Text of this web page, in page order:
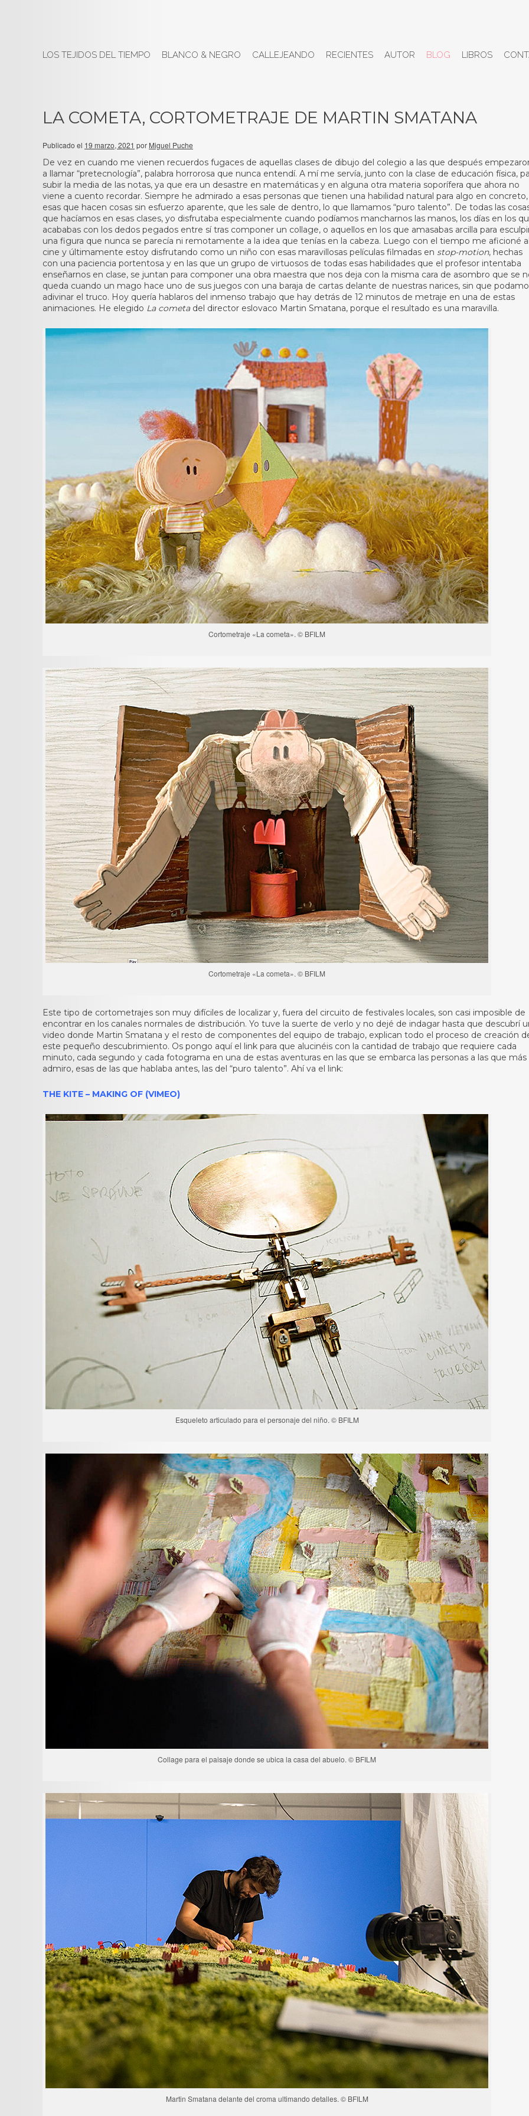
LOS TEJIDOS DEL TIEMPO BLANCO & NEGRO CALLEJEANDO RECIENTES AUTOR BLOG LIBROS
LA COMETA, CORTOMETRAJE DE MARTIN SMATANA
Publicado el 19 marzo, 2021 por Miguel Puche
De vez en cuando me vienen recuerdos fugaces de aquellas clases de dibujo del colegio a las que después
a llamar “pretecnología”, palabra horrorosa que nunca entendí. A mí me servía, junto con la clase de educación física,
subir la media de las notas, ya que era un desastre en matemáticas y en alguna otra materia soporífera que ahora no
viene a cuento recordar. Siempre he admirado a esas personas que tienen una habilidad natural para algo en concreto,
esas que hacen cosas sin esfuerzo aparente, que les sale de dentro, lo que llamamos “puro talento”. De todas las
que hacíamos en esas clases, yo disfrutaba especialmente cuando podíamos mancharnos las manos, los días en los
acababas con los dedos pegados entre sí tras componer un collage, o aquellos en los que amasabas arcilla para
una figura que nunca se parecía ni remotamente a la idea que tenías en la cabeza. Luego con el tiempo me aficioné
cine y últimamente estoy disfrutando como un niño con esas maravillosas películas filmadas en stop-motion, hechas
con una paciencia portentosa y en las que un grupo de virtuosos de todas esas habilidades que el profesor intentaba
enseñarnos en clase, se juntan para componer una obra maestra que nos deja con la misma cara de asombro que se
queda cuando un mago hace uno de sus juegos con una baraja de cartas delante de nuestras narices, sin que
adivinar el truco. Hoy quería hablaros del inmenso trabajo que hay detrás de 12 minutos de metraje en una de estas
animaciones. He elegido La cometadel director eslovaco Martin Smatana, porque el resultado es una maravilla.
Cortometraje «La cometa». © BFILM
Cortometraje «La cometa». © BFILM
Este tipo de cortometrajes son muy difíciles de localizar y, fuera del circuito de festivales locales, son casi imposible de
encontrar en los canales normales de distribución. Yo tuve la suerte de verlo y no dejé de indagar hasta que descubrí
video donde Martin Smatana y el resto de componentes del equipo de trabajo, explican todo el proceso de creación
este pequeño descubrimiento. Os pongo aquí el link para que alucinéis con la cantidad de trabajo que requiere cada
minuto, cada segundo y cada fotograma en una de estas aventuras en las que se embarca las personas a las que más
admiro, esas de las que hablaba antes, las del “puro talento”. Ahí va el link:
THE KITE – MAKING OF (VIMEO)
Esqueleto articulado para el personaje del niño. © BFILM
Collage para el paisaje donde se ubica la casa del abuelo. © BFILM
Martin Smatana delante del croma ultimando detalles. © BFILM